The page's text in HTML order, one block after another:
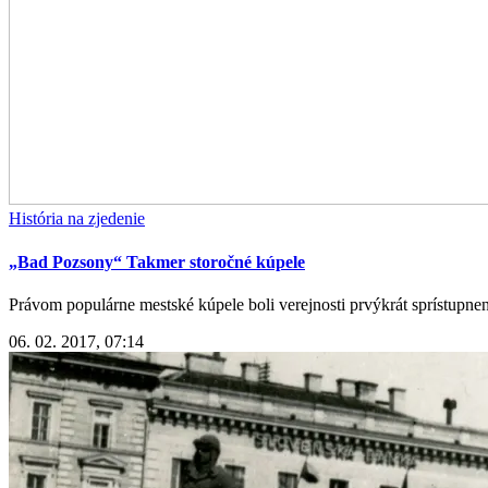
História na zjedenie
„Bad Pozsony“ Takmer storočné kúpele
Právom populárne mestské kúpele boli verejnosti prvýkrát
06. 02. 2017, 07:14